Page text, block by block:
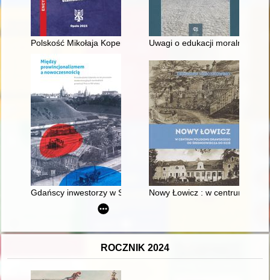
Polskość Mikołaja Kopernika z rodu ŚlązakaUwagi o edukacji moralnej
Gdańscy inwestorzy w Sopocie : prestiż finansowy i
Nowy Łowicz : w centrum
ROCZNIK 2024